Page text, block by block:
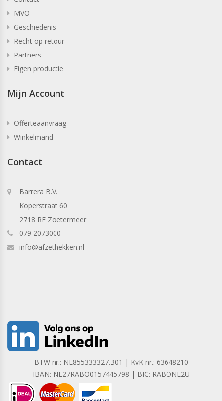
MVO
Geschiedenis
Recht op retour
Partners
Eigen productie
Mijn Account
Offerteaanvraag
Winkelmand
Contact
Barrera B.V.
Koperstraat 60
2718 RE Zoetermeer
079 2073000
info@afzethekken.nl
BTW nr.: NL855333327.B01 | KvK nr.: 63648210
IBAN: NL27RABO0157445798 | BIC: RABONL2U